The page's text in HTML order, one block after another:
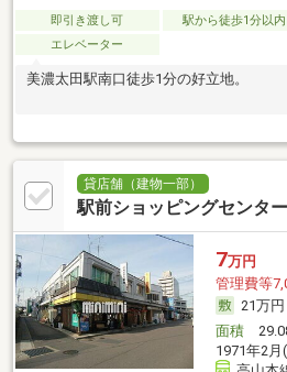
即引き渡し可 駅から徒歩1分以内
エレベーター
美濃太田駅南口徒歩1分の好立地。
貸店舗（建物一部）
駅前ショッピングセンター
7万円
管理費等
21万円
面積
1971年2